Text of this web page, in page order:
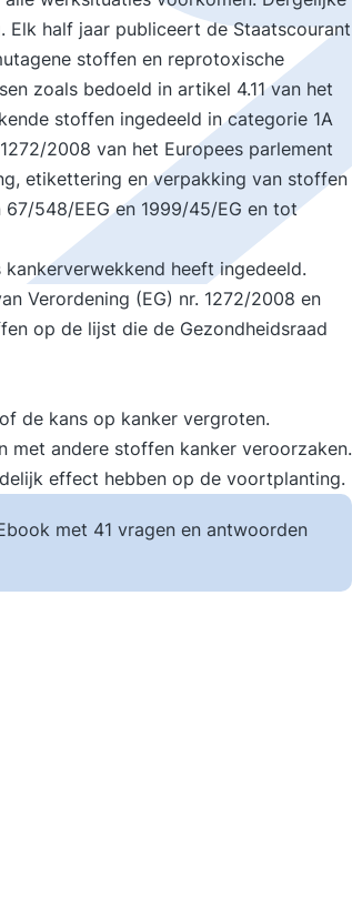
half jaar publiceert de Staatscourant
stoffen en reprotoxische
zoals bedoeld in artikel 4.11 van het
stoffen ingedeeld in categorie 1A
2008 van het Europees parlement
etikettering en verpakking van stoffen
548/EEG en 1999/45/EG en tot
heeft ingedeeld.
Verordening (EG) nr. 1272/2008 en
op de lijst die de Gezondheidsraad
de kans op kanker vergroten.
met andere stoffen kanker veroorzaken.
effect hebben op de voortplanting.
met 41 vragen en antwoorden